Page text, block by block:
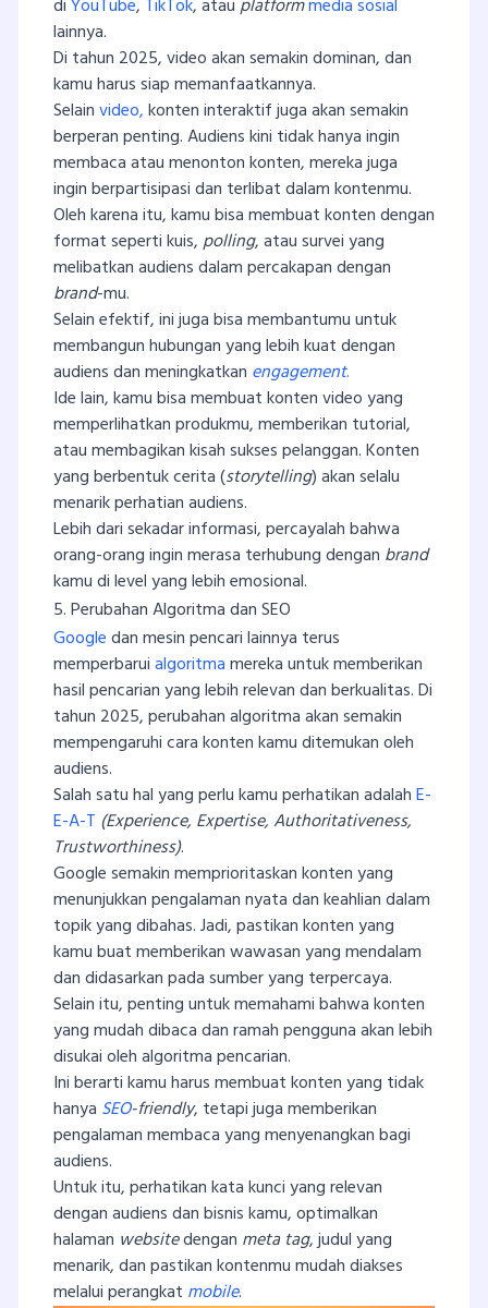
diYouTube, TikTok, atauplatformmedia sosial
lainnya.
Di tahun 2025, video akan semakin dominan, dan
kamu harus siap memanfaatkannya.
Selainvideo,konten interaktif juga akan semakin
berperan penting. Audiens kini tidak hanya ingin
membaca atau menonton konten, mereka juga
ingin berpartisipasi dan terlibat dalam kontenmu.
Oleh karena itu, kamu bisa membuat konten dengan
format seperti kuis,polling, atau survei yang
melibatkan audiens dalam percakapan dengan
brand-mu.
Selain efektif, ini juga bisa membantumu untuk
membangun hubungan yang lebih kuat dengan
audiens dan meningkatkan engagement.
Ide lain, kamu bisa membuat konten video yang
memperlihatkan produkmu, memberikan tutorial,
atau membagikan kisah sukses pelanggan. Konten
yang berbentuk cerita (storytelling) akan selalu
menarik perhatian audiens.
Lebih dari sekadar informasi, percayalah bahwa
orang-orang ingin merasa terhubung dengan brand
kamu di level yang lebih emosional.
5. Perubahan Algoritma dan SEO
Googledan mesin pencari lainnya terus
memperbaruialgoritmamereka untuk memberikan
hasil pencarian yang lebih relevan dan berkualitas. Di
tahun 2025, perubahan algoritma akan semakin
mempengaruhi cara konten kamu ditemukan oleh
audiens.
Salah satu hal yang perlu kamu perhatikan adalahE-
E-A-T (Experience, Expertise, Authoritativeness,
Trustworthiness).
Google semakin memprioritaskan konten yang
menunjukkan pengalaman nyata dan keahlian dalam
topik yang dibahas. Jadi, pastikan konten yang
kamu buat memberikan wawasan yang mendalam
dan didasarkan pada sumber yang terpercaya.
Selain itu, penting untuk memahami bahwa konten
yang mudah dibaca dan ramah pengguna akan lebih
disukai oleh algoritma pencarian.
Ini berarti kamu harus membuat konten yang tidak
hanya SEO-friendly, tetapi juga memberikan
pengalaman membaca yang menyenangkan bagi
audiens.
Untuk itu, perhatikan kata kunci yang relevan
dengan audiens dan bisnis kamu, optimalkan
halaman websitedengan meta tag, judul yang
menarik, dan pastikan kontenmu mudah diakses
melalui perangkat mobile.